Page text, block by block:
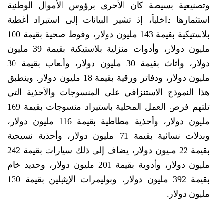
وتصنيعية بسيطة كان الأحرى برؤوس الأموال الوطنية
استثمارها داخلياً، إذ تشير البيانات إلى استيراد أغطية
بلاستيكية بقيمة 143 مليون دولار، وفوط صحية بقيمة 100
مليون دولار، وأدوات منزلية بلاستيكية بقيمة 39 مليون
دولار، وأثاث بقيمة 30 مليون دولار، وألعاب بقيمة 30
مليون دولار، ودفاتر ورقية بقيمة 18 مليون دولار. وينطبق
هذا النموذج الاستنزافي على المنسوجات والأحذية التي
تلتهم فرص العمل المحلية باستيراد منسوجات بقيمة 169
مليون دولار، وأحذية مطاطية بقيمة 116 مليون دولار،
وبدلات نسائية بقيمة 71 مليون دولار، وأحذية نسيجية
بقيمة 22 مليون دولار، يضاف إلى ذلك سيارات بقيمة 242
مليون دولار، وأدوية بقيمة 201 مليون دولار، وحديد خام
بقيمة 392 مليون دولار، وبوليمرات الإيثيلين بقيمة 130
مليون دولار.